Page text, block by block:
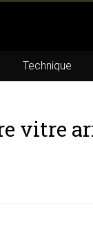
Technique
vitre